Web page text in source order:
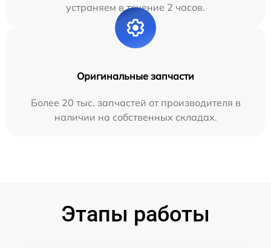
устраняем в течение 2 часов.
Оригинальные запчасти
Более 20 тыс. запчастей от производителя в
наличии на собственных складах.
Этапы работы